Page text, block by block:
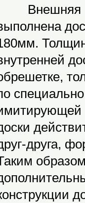
Внешняя и
друга,